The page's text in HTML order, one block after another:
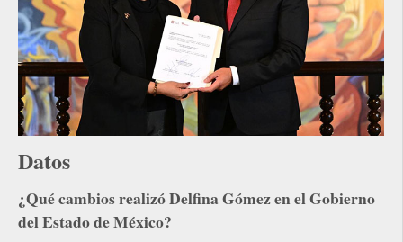
Datos
¿Qué cambios realizó Delfina Gómez en el Gobierno
del Estado de México?